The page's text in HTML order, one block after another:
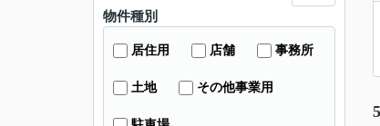
物件種別
居住用 店舗 事務所
土地 その他事業用